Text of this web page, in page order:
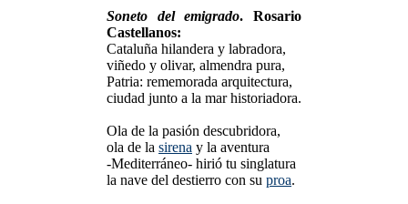
Soneto del emigrado. Rosario
Castellanos:
Cataluña hilandera y labradora,
viñedo y olivar, almendra pura,
Patria: rememorada arquitectura,
ciudad junto a la mar historiadora.
Ola de la pasión descubridora,
ola de la sirena y la aventura
-Mediterráneo- hirió tu singlatura
la nave del destierro con su proa.